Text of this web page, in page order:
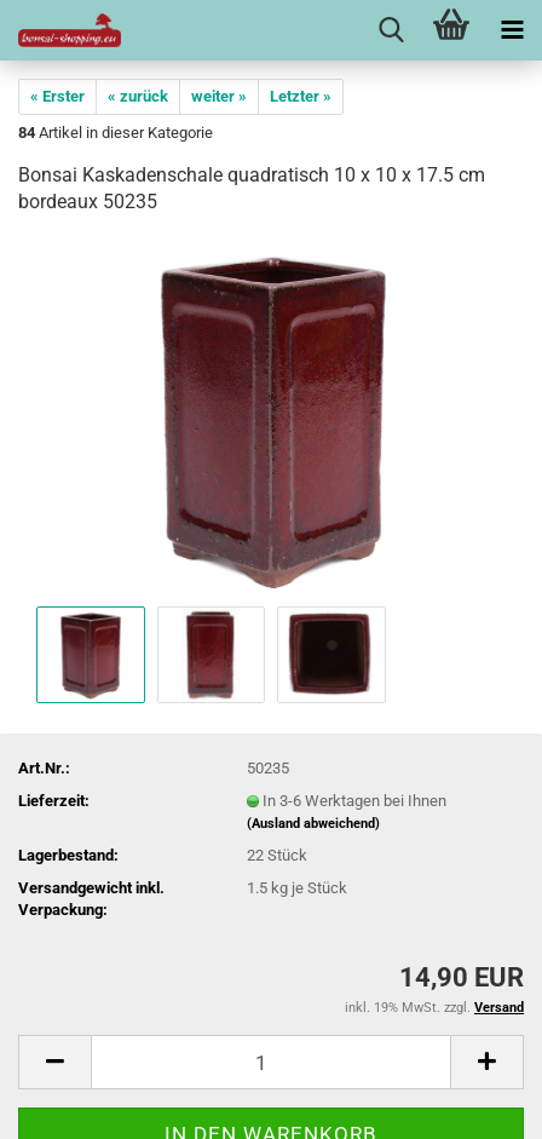
« Erster « zurück weiter »
Letzter »
84 Artikel in dieser Kategorie
Bonsai Kaskadenschale quadratisch 10 x 10 x 17.5 cm
bordeaux 50235
Art.Nr.:
50235
Lieferzeit:
In 3-6 Werktagen bei Ihnen
(Ausland abweichend)
Lagerbestand: 22Stück
Versandgewicht inkl.
Verpackung:
1.5 kg je Stück
14,90 EUR
inkl. 19% MwSt. zzgl. Versand